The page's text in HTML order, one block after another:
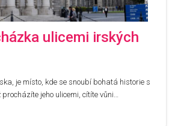
ulicemi irských
je místo, kde se snoubí bohatá historie s
jeho ulicemi, cítíte vůni…